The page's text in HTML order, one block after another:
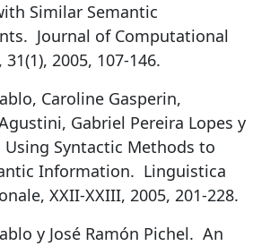
Similar Semantic
. Journal of Computational
2005, 107-146.
Caroline Gasperin,
Gabriel Pereira Lopes y
Using Syntactic Methods to
Information. Linguistica
XXII-XXIII, 2005, 201-228.
y José Ramón Pichel. An